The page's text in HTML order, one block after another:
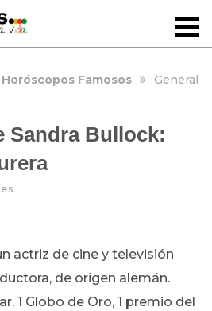
Horóscopos Famosos General
Sandra Bullock:
actriz de cine y televisión
de origen alemán.
1 Globo de Oro, 1 premio del